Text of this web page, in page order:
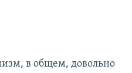
в общем, довольно